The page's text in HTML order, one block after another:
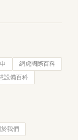
網虎國際百科
設備百科
我們